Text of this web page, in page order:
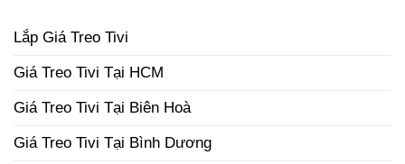
Lắp Giá Treo Tivi
Giá Treo Tivi Tại HCM
Giá Treo Tivi Tại Biên Hoà
Giá Treo Tivi Tại Bình Dương